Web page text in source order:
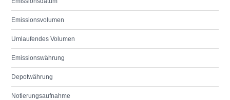
Emissionsvolumen
Umlaufendes Volumen
Emissionswährung
Depotwährung
Notierungsaufnahme